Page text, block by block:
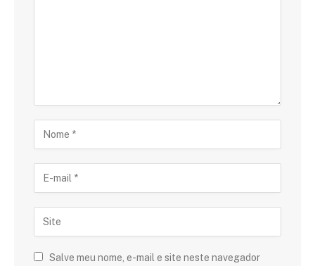
Salve meu nome, e-mail e site neste navegador